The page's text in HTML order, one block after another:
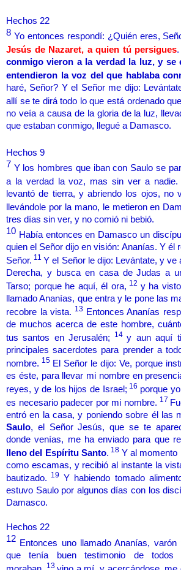
Hechos 22
8 Yo entonces respondí: ¿Quién eres,
Jesús de Nazaret, a quien tú persigues.
conmigo vieron a la verdad la luz, y se
entendieron la voz del que hablaba
haré, Señor? Y el Señor me dijo:
allí se te dirá todo lo que está ordenado
no veía a causa de la gloria de la luz,
que estaban conmigo, llegué a Damasco.
Hechos 9
7 Y los hombres que iban con Saulo se
a la verdad la voz, mas sin ver a nadie.
levantó de tierra, y abriendo los ojos, no
llevándole por la mano, le metieron en
tres días sin ver, y no comió ni bebió.
10 Había entonces en Damasco un
quien el Señor dijo en visión: Ananías. Y él
Señor. 11Y el Señor le dijo: Levántate, y ve
Derecha, y busca en casa de Judas a
Tarso; porque he aquí, él ora, 12 y ha
llamado Ananías, que entra y le pone las
recobre la vista. 13 Entonces Ananías
de muchos acerca de este hombre,
tus santos en Jerusalén; 14y aun aquí
principales sacerdotes para prender a
nombre. 15 El Señor le dijo: Ve, porque
es éste, para llevar mi nombre en
reyes, y de los hijos de Israel; 16 porque
es necesario padecer por mi nombre. 17
entró en la casa, y poniendo sobre él las
Saulo, el Señor Jesús, que se te
donde venías, me ha enviado para que
lleno del Espíritu Santo. 18 Y al momento
como escamas, y recibió al instante la
bautizado. 19 Y habiendo tomado
estuvo Saulo por algunos días con los
Damasco.
Hechos 22
12 Entonces uno llamado Ananías, varón
que tenía buen testimonio de
13